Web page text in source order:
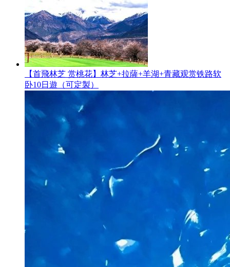
【首飛林芝 赏桃花】林芝+拉薩+羊湖+青藏观赏铁路软
卧10日遊（可定製）